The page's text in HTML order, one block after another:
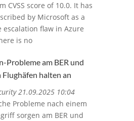
CVSS score of 10.0. It has
by Microsoft as a
escalation flaw in Azure
is no
Probleme am BER und
Flughäfen halten an
21.09.2025 10:04
Probleme nach einem
sorgen am BER und